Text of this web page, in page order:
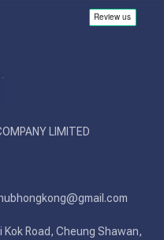
LIMITED
Kok Road, Cheung Shawan,